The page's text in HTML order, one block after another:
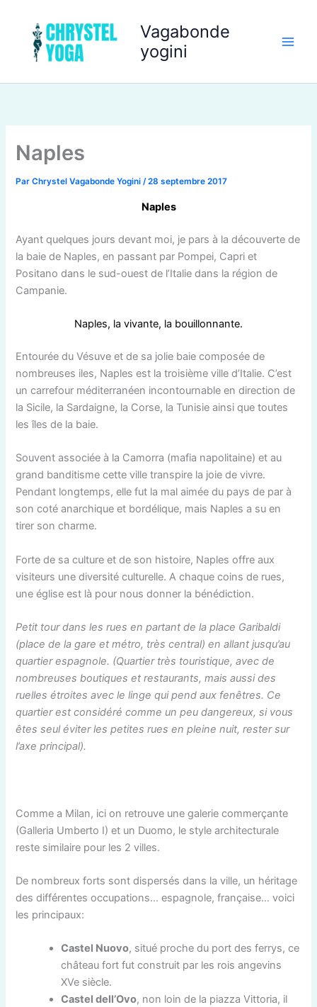
contenu
Vagabonde
yogini
Naples
ParChrystel Vagabonde Yogini/28 septembre 2017
Naples
Ayant quelques jours devant moi, je pars à la découverte de
la baie de Naples, en passant par Pompei, Capri et
Positano dans le sud-ouest de l’Italie dans la région de
Campanie.
Naples, la vivante, la bouillonnante.
Entourée du Vésuve et de sa jolie baie composée de
nombreuses iles, Naples est la troisième ville d’Italie. C’est
un carrefour méditerranéen incontournable en direction de
la Sicile, la Sardaigne, la Corse, la Tunisie ainsi que toutes
les îles de la baie.
Souvent associée à la Camorra (mafia napolitaine) et au
grand banditisme cette ville transpire la joie de vivre.
Pendant longtemps, elle fut la mal aimée du pays de par à
son coté anarchique et bordélique, mais Naples a su en
tirer son charme.
Forte de sa culture et de son histoire, Naples offre aux
visiteurs une diversité culturelle. A chaque coins de rues,
une église est là pour nous donner la bénédiction.
Petit tour dans les rues en partant de la place Garibaldi
(place de la gare et métro, très central) en allant jusqu’au
quartier espagnole. (Quartier très touristique, avec de
nombreuses boutiques et restaurants, mais aussi des
ruelles étroites avec le linge qui pend aux fenêtres. Ce
quartier est considéré comme un peu dangereux, si vous
êtes seul éviter les petites rues en pleine nuit, rester sur
l’axe principal).
Comme a Milan, ici on retrouve une galerie commerçante
(Galleria Umberto I) et un Duomo, le style architecturale
reste similaire pour les 2 villes.
De nombreux forts sont dispersés dans la ville, un héritage
des différentes occupations… espagnole, française… voici
les principaux:
Castel Nuovo, situé proche du port des ferrys, ce
château fort fut construit par les rois angevins
XVe siècle.
Castel dell’Ovo, non loin de la piazza Vittoria, il